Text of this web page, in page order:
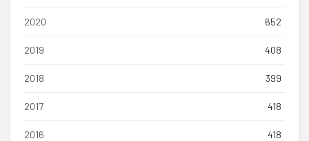
2020 652
2019 408
2018 399
2017 418
2016 418